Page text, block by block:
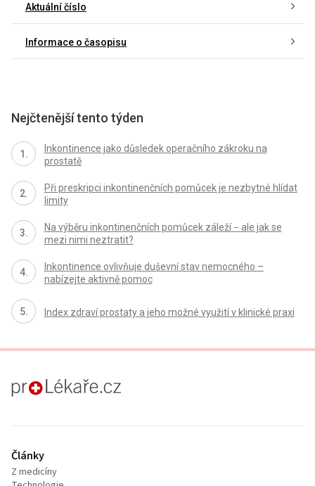
Aktuální číslo
Informace o časopisu
Nejčtenější tento týden
Inkontinence jako důsledek operačního zákroku na
prostatě
Při preskripci inkontinenčních pomůcek je nezbytné hlídat
limity
Na výběru inkontinenčních pomůcek záleží − ale jak se
mezi nimi neztratit?
Inkontinence ovlivňuje duševní stav nemocného –
nabízejte aktivně pomoc
Index zdraví prostaty a jeho možné využití v klinické praxi
proLékaře.cz
Články
Z medicíny